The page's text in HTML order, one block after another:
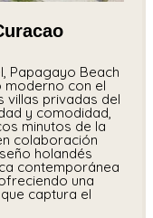
Papagayo Beach
moderno con el
villas privadas del
y comodidad,
minutos de la
colaboración
holandés
contemporánea
una
captura el